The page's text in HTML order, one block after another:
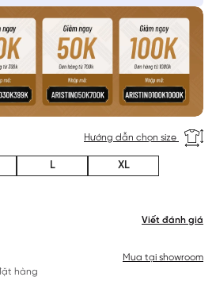
Viết đánh giá
Hướng dẫn chọn size
L
XL
hàng
Mua tại showroom